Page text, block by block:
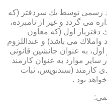
اسناد رسمی توسط یك سردفتر (كه
می گردد و غیر از نامبرده،
دفتریار اول (كه معاون
واملاك می باشد) و عنداللزوم
به عنوان جانشین قانونی
سایر موارد به عنوان كارمند
كارمند (سندنویس، ثبات
بود .